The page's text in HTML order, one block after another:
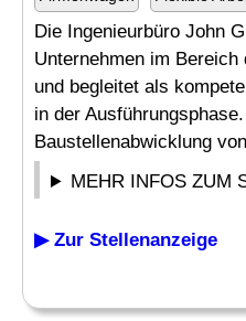
Die Ingenieurbüro John
Unternehmen im Bereich
und begleitet als
in der
Baustellenabwicklung
MEHR INFOS ZUM
▶ Zur Stellenanzeige